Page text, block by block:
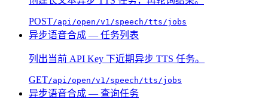
POST/api/open/v1/speech/tts/jobs
异步语音合成 — 任务列表
列出当前 API Key 下近期异步 TTS 任务。
GET/api/open/v1/speech/tts/jobs
异步语音合成 — 查询任务